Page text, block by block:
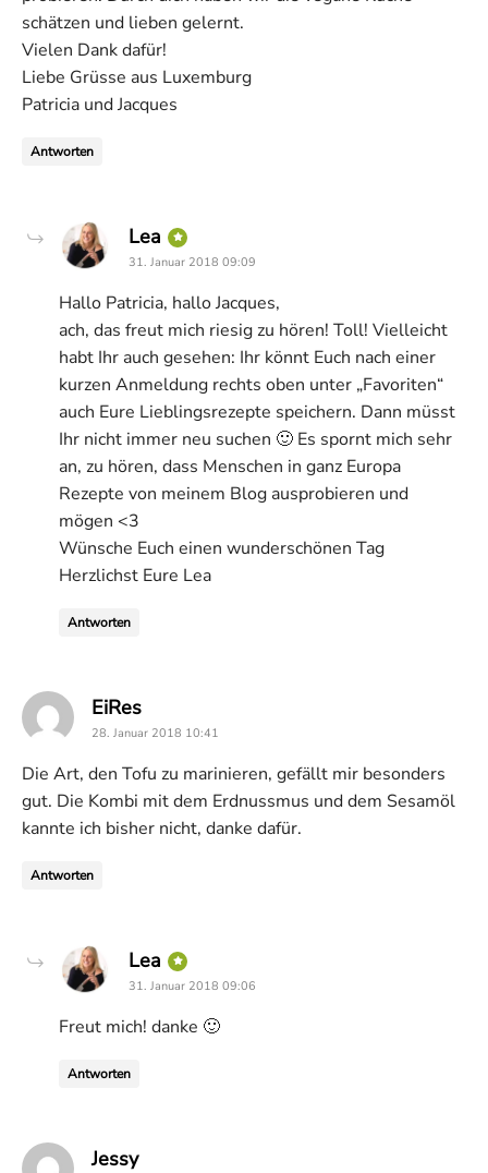
schätzen und lieben gelernt.
Vielen Dank dafür!
Liebe Grüsse aus Luxemburg
Patricia und Jacques
Antworten
Lea says:
31. Januar 2018 09:09
Hallo Patricia, hallo Jacques,
ach, das freut mich riesig zu hören! Toll! Vielleicht
habt Ihr auch gesehen: Ihr könnt Euch nach einer
kurzen Anmeldung rechts oben unter „Favoriten“
auch Eure Lieblingsrezepte speichern. Dann müsst
Ihr nicht immer neu suchen 🙂 Es spornt mich sehr
an, zu hören, dass Menschen in ganz Europa
Rezepte von meinem Blog ausprobieren und
mögen <3
Wünsche Euch einen wunderschönen Tag
Herzlichst Eure Lea
Antworten
EiRessays:
28. Januar 2018 10:41
Die Art, den Tofu zu marinieren, gefällt mir besonders
gut. Die Kombi mit dem Erdnussmus und dem Sesamöl
kannte ich bisher nicht, danke dafür.
Antworten
Lea says:
31. Januar 2018 09:06
Freut mich! danke 🙂
Antworten
Jessysays: